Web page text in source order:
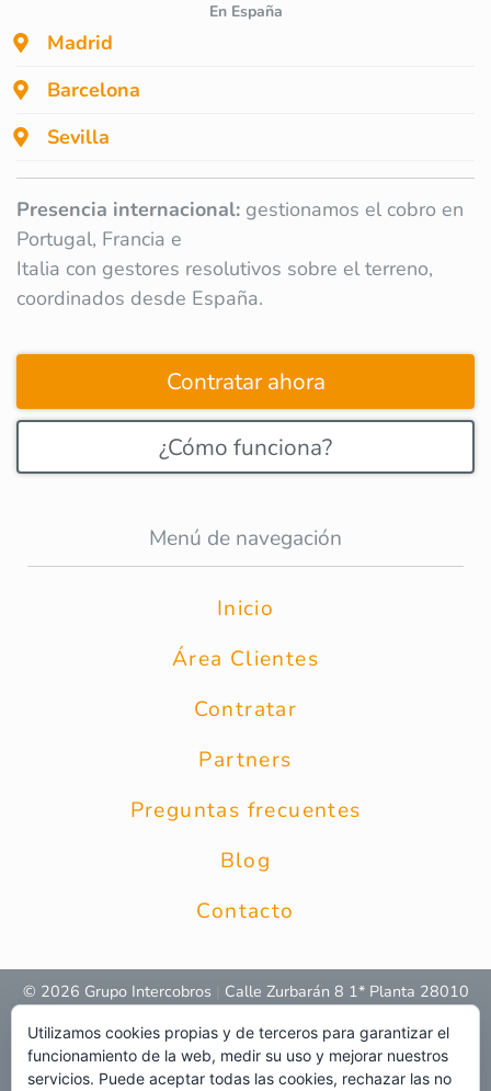
En España
Madrid
Barcelona
Sevilla
Presencia internacional: gestionamos el cobro en
Portugal, Francia e
Italia con gestores resolutivos sobre el terreno,
coordinados desde España.
Contratar ahora
¿Cómo funciona?
Menú de navegación
Inicio
Área Clientes
Contratar
Partners
Preguntas frecuentes
Blog
Contacto
© 2026 Grupo Intercobros
Calle Zurbarán 8 1* Planta 28010
privacidad RRSS |Uso de cookies |Preguntas frecuentes | Web
Utilizamos cookies propias y de terceros para garantizar el
funcionamiento de la web, medir su uso y mejorar nuestros
servicios. Puede aceptar todas las cookies, rechazar las no